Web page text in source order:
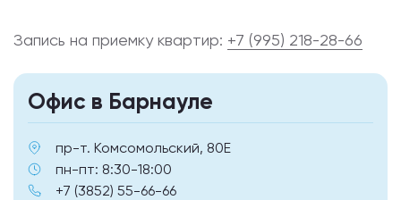
Запись на приемку квартир: +7 (995) 218-28-66
Офис в Барнауле
пр-т. Комсомольский, 80Е
пн-пт: 8:30-18:00
+7 (3852) 55-66-66